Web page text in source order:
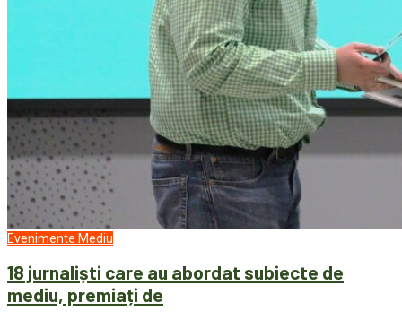
Evenimente Mediu
18 jurnaliști care au abordat subiecte de
mediu, premiați de